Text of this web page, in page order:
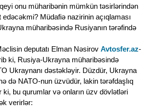
onu müharibənin mümkün təsirlərindən
Müdafiə nazirinin açıqlaması
müharibəsində Rusiyanın tərəfində
deputatı Elman Nəsirov Avtosfer.az-
ki, Rusiya-Ukrayna müharibəsində
Ukraynanı dəstəkləyir. Düzdür, Ukrayna
də NATO-nun üzvüdür, lakin tərəfdaşlıq
bu qurumlar və onların üzv dövlətləri
verirlər: